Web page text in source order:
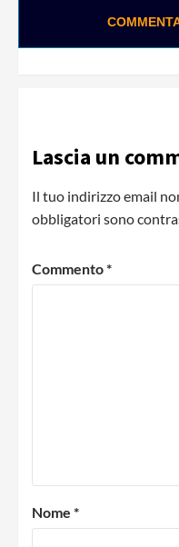
Lascia un
Il tuo indirizzo email
obbligatori sono
Commento*
Nome *